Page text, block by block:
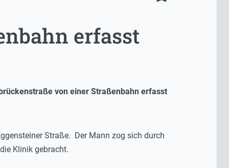
erfasst
von einer Straßenbahn erfasst
Straße. Der Mann zog sich durch
Klinik gebracht.